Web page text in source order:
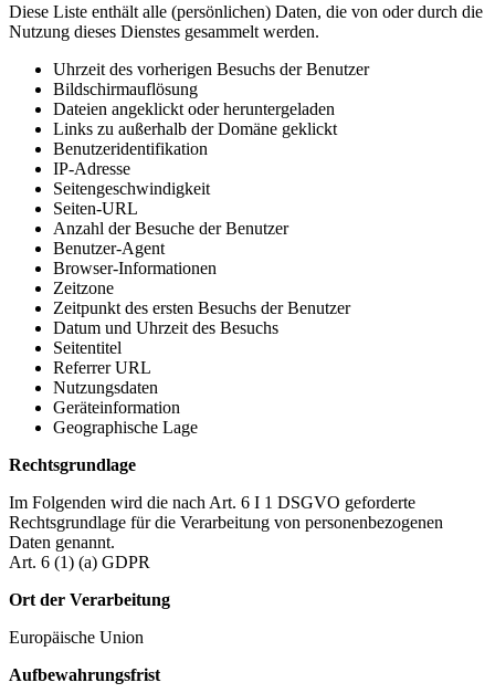
Diese Liste enthält alle (persönlichen) Daten, die von oder durch die
Nutzung dieses Dienstes gesammelt werden.
Uhrzeit des vorherigen Besuchs der Benutzer
Bildschirmauflösung
Dateien angeklickt oder heruntergeladen
Links zu außerhalb der Domäne geklickt
Benutzeridentifikation
IP-Adresse
Seitengeschwindigkeit
Seiten-URL
Anzahl der Besuche der Benutzer
Benutzer-Agent
Browser-Informationen
Zeitzone
Zeitpunkt des ersten Besuchs der Benutzer
Datum und Uhrzeit des Besuchs
Seitentitel
Referrer URL
Nutzungsdaten
Geräteinformation
Geographische Lage
Rechtsgrundlage
Im Folgenden wird die nach Art. 6 I 1 DSGVO geforderte
Rechtsgrundlage für die Verarbeitung von personenbezogenen
Daten genannt.
Art. 6 (1) (a) GDPR
Ort der Verarbeitung
Europäische Union
Aufbewahrungsfrist